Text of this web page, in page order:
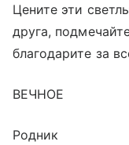
Цените эти
друга,
благодарите за
ВЕЧНОЕ
Родник